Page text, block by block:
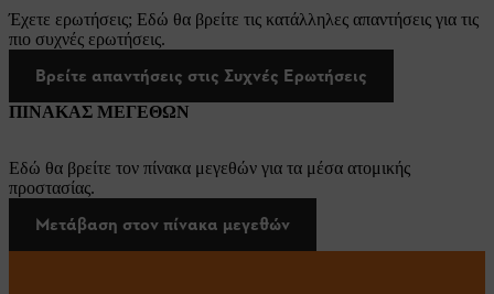
Έχετε ερωτήσεις; Εδώ θα βρείτε τις κατάλληλες απαντήσεις για τις
πιο συχνές ερωτήσεις.
Βρείτε απαντήσεις στις Συχνές Ερωτήσεις
ΠΙΝΑΚΑΣ ΜΕΓΕΘΩΝ
Εδώ θα βρείτε τον πίνακα μεγεθών για τα μέσα ατομικής
προστασίας.
Μετάβαση στον πίνακα μεγεθών